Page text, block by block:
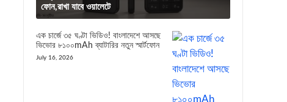
ফোন,রাখা যাবে ওয়ালেটে
এক চার্জে ৩৫ ঘণ্টা ভিডিও! বাংলাদেশে আসছে
ভিভোর ৮১০০mAh ব্যাটারির নতুন স্মার্টফোন
July 16, 2026